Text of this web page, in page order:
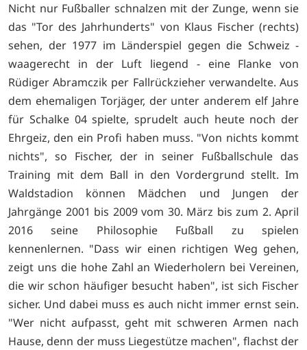
Nicht nur Fußballer schnalzen mit der Zunge, wenn sie
das "Tor des Jahrhunderts" von Klaus Fischer (rechts)
sehen, der 1977 im Länderspiel gegen die Schweiz -
waagerecht in der Luft liegend - eine Flanke von
Rüdiger Abramczik per Fallrückzieher verwandelte. Aus
dem ehemaligen Torjäger, der unter anderem elf Jahre
für Schalke 04 spielte, sprudelt auch heute noch der
Ehrgeiz, den ein Profi haben muss. "Von nichts kommt
nichts", so Fischer, der in seiner Fußballschule das
Training mit dem Ball in den Vordergrund stellt. Im
Waldstadion können Mädchen und Jungen der
Jahrgänge 2001 bis 2009 vom 30. März bis zum 2. April
2016 seine Philosophie Fußball zu spielen
kennenlernen. "Dass wir einen richtigen Weg gehen,
zeigt uns die hohe Zahl an Wiederholern bei Vereinen,
die wir schon häufiger besucht haben", ist sich Fischer
sicher. Und dabei muss es auch nicht immer ernst sein.
"Wer nicht aufpasst, geht mit schweren Armen nach
Hause, denn der muss Liegestütze machen", flachst der